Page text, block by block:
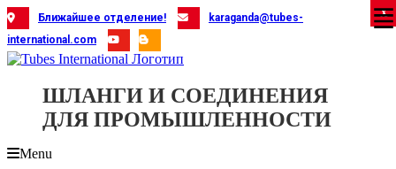
Skip
to
content
Ближайшее отделение!
karaganda@tubes-
international.com
ШЛАНГИ И СОЕДИНЕНИЯ
ДЛЯ ПРОМЫШЛЕННОСТИ
Menu
X
X
X
X
X
X
X
X
X
X
X
X
X
X
X
X
X
X
X